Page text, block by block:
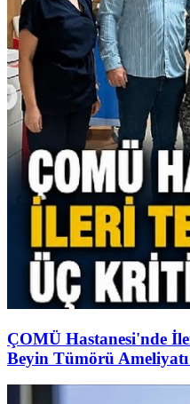
ÇOMÜ Hastanesi'nde
Beyin Tümörü